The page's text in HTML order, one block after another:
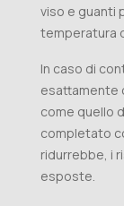
viso e guanti
temperatura
In caso di
esattamente
come quello
completato
ridurrebbe, i
esposte.